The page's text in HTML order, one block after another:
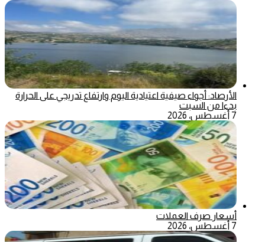
الأرصاد: أجواء صيفية اعتيادية اليوم وارتفاع تدريجي على الحرارة
بدءا من السبت
7 أغسطس، 2026
أسعار صرف العملات
7 أغسطس، 2026